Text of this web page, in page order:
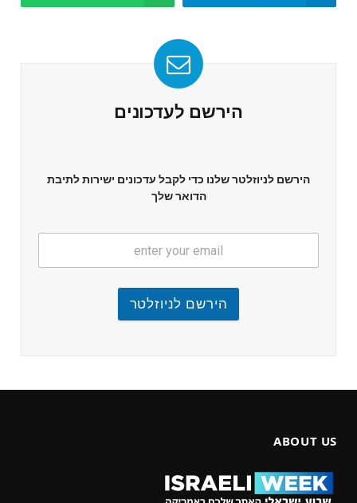
הירשם לעדכונים
הירשם לניוזלטר שלנו כדי לקבל עדכונים ישירות לתיבת
הדואר שלך
הירשם לניוזלטר
ABOUT US